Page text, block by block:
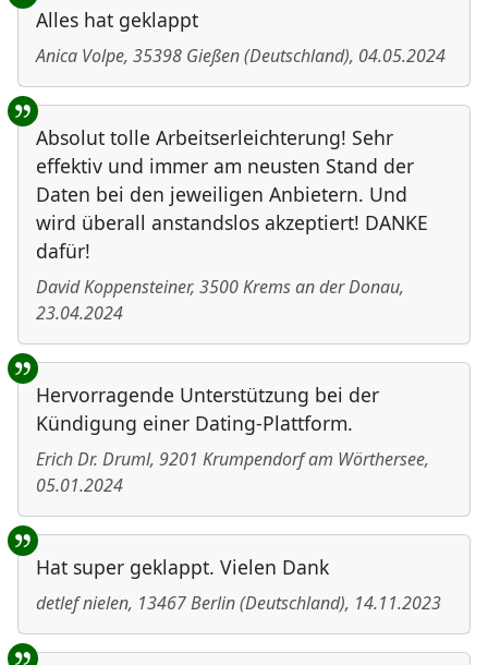
Alles hat geklappt
Anica Volpe, 35398 Gießen(Deutschland), 04.05.2024
Absolut tolle Arbeitserleichterung! Sehr
effektiv und immer am neusten Stand der
Daten bei den jeweiligen Anbietern. Und
wird überall anstandslos akzeptiert! DANKE
dafür!
David Koppensteiner, 3500Krems an der Donau,
23.04.2024
Hervorragende Unterstützung bei der
Kündigung einer Dating-Plattform.
Erich Dr. Druml, 9201 Krumpendorf am Wörthersee,
05.01.2024
Hat super geklappt. Vielen Dank
detlef nielen, 13467Berlin(Deutschland), 14.11.2023